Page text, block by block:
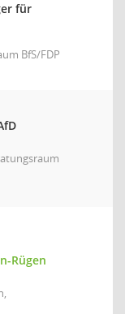
für
BfS/FDP
Rügen